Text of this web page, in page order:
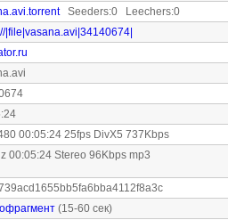
Seeders:0 Leechers:0
|file|vasana.avi|34140674|
00:05:24 25fps DivX5 737Kbps
00:05:24 Stereo 96Kbps mp3
(15-60 сек)